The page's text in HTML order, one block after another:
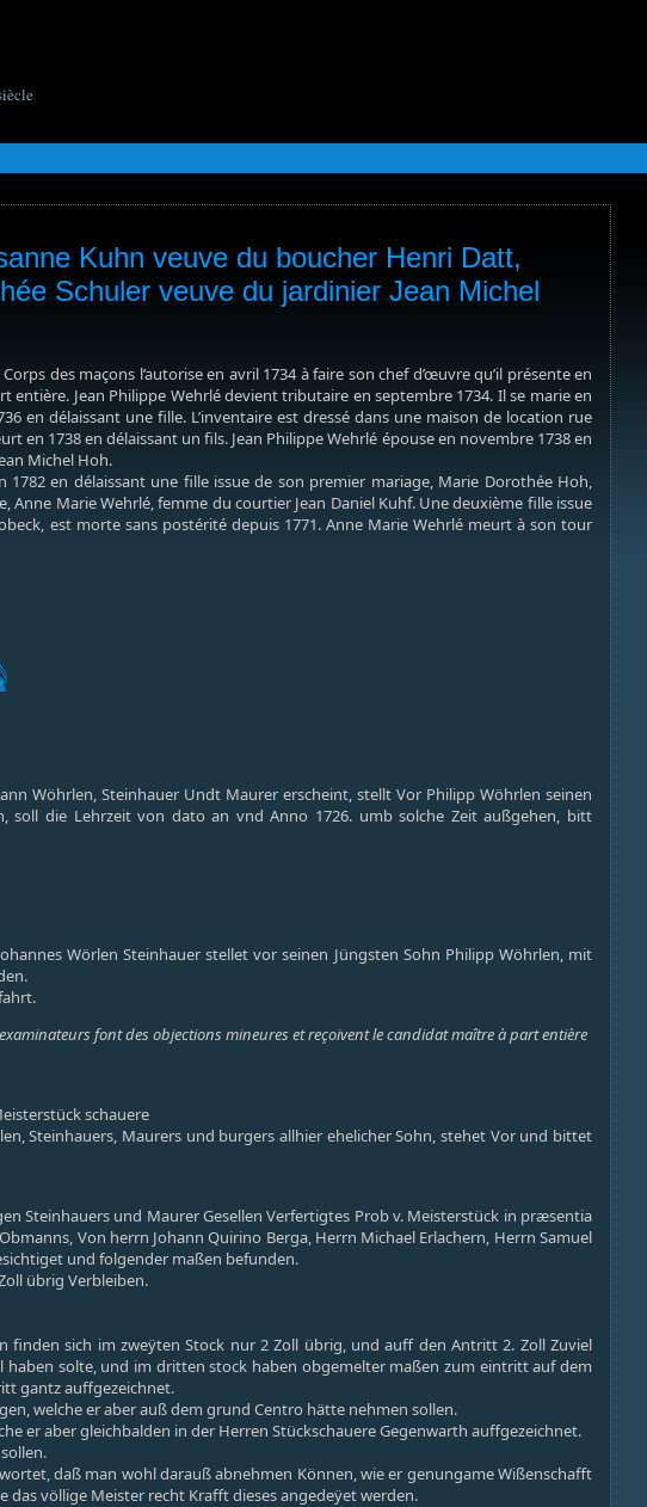
Kuhn veuve du boucher Henri Datt,
Schuler veuve du jardinier Jean Michel
des maçons l’autorise en avril 1734 à faire son chef d’œuvre qu’il présente en
Jean Philippe Wehrlé devient tributaire en septembre 1734. Il se marie en
en délaissant une fille. L’inventaire est dressé dans une maison de location rue
en 1738 en délaissant un fils. Jean Philippe Wehrlé épouse en novembre 1738 en
Michel Hoh.
en délaissant une fille issue de son premier mariage, Marie Dorothée Hoh,
Marie Wehrlé, femme du courtier Jean Daniel Kuhf. Une deuxième fille issue
est morte sans postérité depuis 1771. Anne Marie Wehrlé meurt à son tour
Wöhrlen, Steinhauer Undt Maurer erscheint, stellt Vor Philipp Wöhrlen seinen
soll die Lehrzeit von dato an vnd Anno 1726. umb solche Zeit außgehen, bitt
Wörlen Steinhauer stellet vor seinen Jüngsten Sohn Philipp Wöhrlen, mit
font des objections mineures et reçoivent le candidat maître à part entière
schauere
Steinhauers, Maurers und burgers allhier ehelicher Sohn, stehet Vor und bittet
Steinhauers und Maurer Gesellen Verfertigtes Prob v. Meisterstück in præsentia
Von herrn Johann Quirino Berga, Herrn Michael Erlachern, Herrn Samuel
und folgender maßen befunden.
übrig Verbleiben.
sich im zweÿten Stock nur 2 Zoll übrig, und auff den Antritt 2. Zoll Zuviel
solte, und im dritten stock haben obgemelter maßen zum eintritt auf dem
gantz auffgezeichnet.
welche er aber auß dem grund Centro hätte nehmen sollen.
er aber gleichbalden in der Herren Stückschauere Gegenwarth auffgezeichnet.
daß man wohl darauß abnehmen Können, wie er genungame Wißenschafft
völlige Meister recht Krafft dieses angedeÿet werden.